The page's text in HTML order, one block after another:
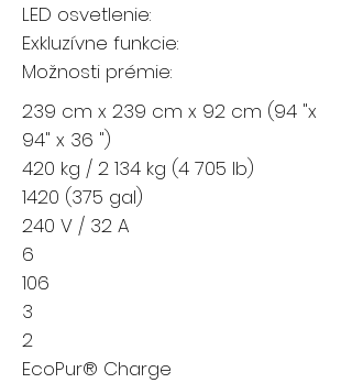
LED osvetlenie:
Exkluzívne funkcie:
Možnosti prémie:
239 cm x 239 cm x 92 cm (94 "x
94" x 36 ")
420 kg / 2 134 kg (4 705 lb)
1420 (375 gal)
240 V / 32 A
6
106
3
2
EcoPur® Charge